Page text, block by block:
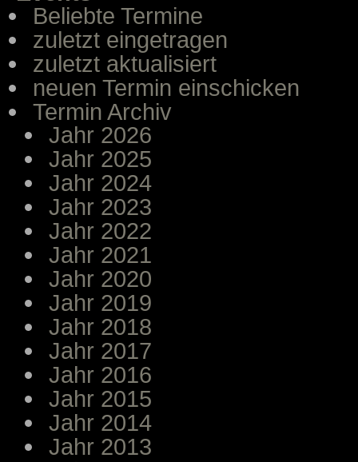
Beliebte Termine
zuletzt eingetragen
zuletzt aktualisiert
neuen Termin einschicken
Termin Archiv
Jahr 2026
Jahr 2025
Jahr 2024
Jahr 2023
Jahr 2022
Jahr 2021
Jahr 2020
Jahr 2019
Jahr 2018
Jahr 2017
Jahr 2016
Jahr 2015
Jahr 2014
Jahr 2013